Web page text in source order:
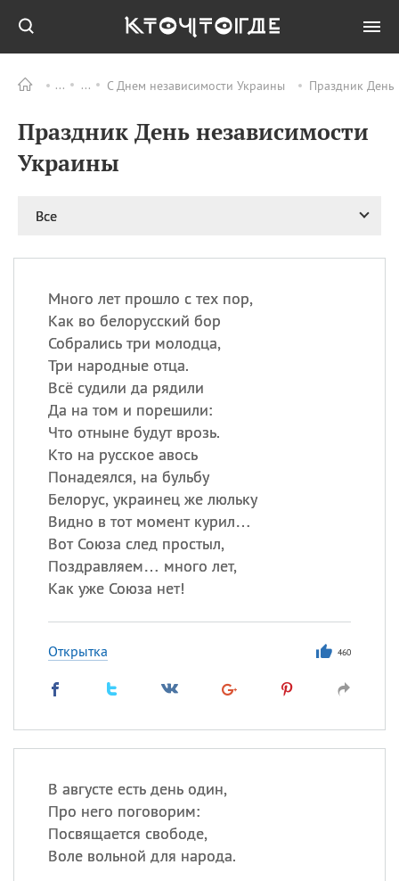
С Днем независимости Украины Праздник День
Праздник День независимости
Украины
Все
Много лет прошло с тех пор,
Как во белорусский бор
Собрались три молодца,
Три народные отца.
Всё судили да рядили
Да на том и порешили:
Что отныне будут врозь.
Кто на русское авось
Понадеялся, на бульбу
Белорус, украинец же люльку
Видно в тот момент курил…
Вот Союза след простыл,
Поздравляем… много лет,
Как уже Союза нет!
Открытка 460
В августе есть день один,
Про него поговорим:
Посвящается свободе,
Воле вольной для народа.
ПРАЗДНИКИ Все
09.08 День памяти жертв
день
рисового пудинга
09.08
Сегодня празднуют именины
Посмотреть значение
происхождение